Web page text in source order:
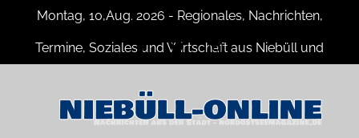
content
Montag, 10,Aug. 2026 - Regionales, Nachrichten,
Termine, Soziales und Wirtschaft aus Niebüll und